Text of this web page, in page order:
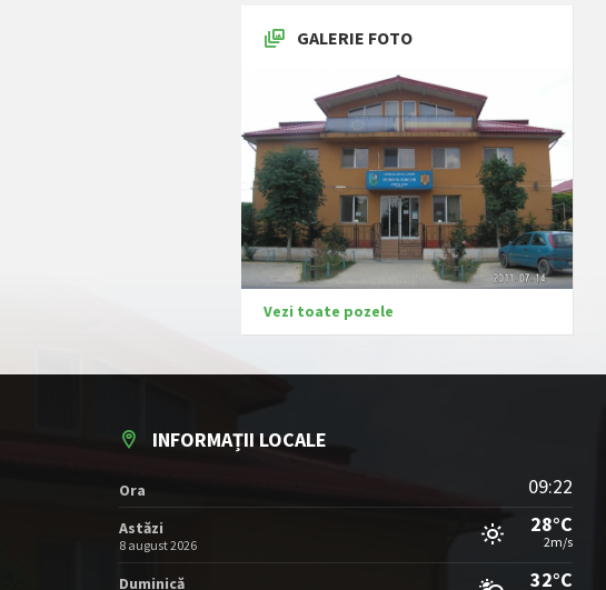
GALERIE FOTO
Vezi toate pozele
INFORMAȚII LOCALE
Ora 09:22
Astăzi
8 august 2026
28°C
2m/s
Duminică 32°C